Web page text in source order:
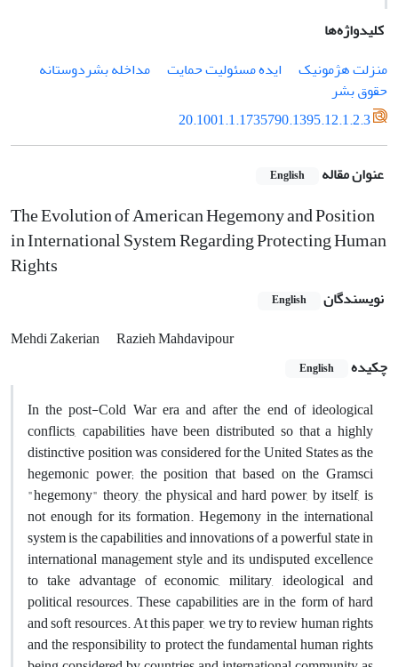
کلیدواژه‌ها
منزلت هژمونیک
ایده مسئولیت حمایت
مداخله بشردوستانه
حقوق بشر
20.1001.1.1735790.1395.12.1.2.3
عنوان مقاله English
The Evolution of American Hegemony and Position
in International System Regarding Protecting Human
Rights
نویسندگان English
Mehdi Zakerian
Razieh Mahdavipour
چکیده
English
In the post-Cold War era and after the end of ideological
conflicts, capabilities have been distributed so that a highly
distinctive position was considered for the United States as the
hegemonic power; theposition that based on the Gramsci
"hegemony" theory, thephysicaland hardpower, by itself, is
not enough for its formation. Hegemony in the international
system is the capabilities and innovations of a powerful state in
international management style and its undisputed excellence
to take advantage of economic, military,ideological and
politicalresources. These capabilities are in the form of hard
and soft resources. At this paper, we try to reviewhuman rights
and the responsibility to protect the fundamental human rights